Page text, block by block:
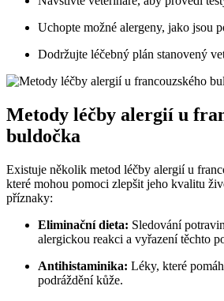
Uchopte možné alergeny, jako jsou
Dodržujte léčebný plán stanovený
Metody léčby alergií u
buldočka
Existuje několik metod léčby alergií u
které mohou pomoci zlepšit jeho kvalitu
příznaky:
Eliminační dieta: Sledování
alergickou reakci a vyřazení těchto
Antihistaminika: Léky, které
podráždění kůže.